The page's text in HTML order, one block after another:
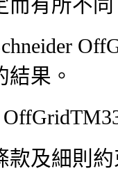
而有所不
果。
款及細則